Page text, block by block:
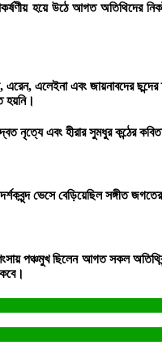
হয়ে উঠে আগত অতিথিদের
এলেইনা এবং জায়নাবদের
হয়নি।
নৃত্যে এবং হীরার সুমধুর কন্ঠের
ভেসে বেড়িয়েছিল সঙ্গীত
পঞ্চমুখ ছিলেন আগত সকল